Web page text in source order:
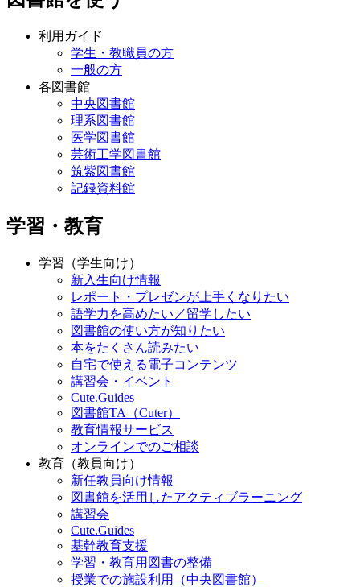
利用ガイド
学生・教職員の方
一般の方
各図書館
中央図書館
理系図書館
医学図書館
芸術工学図書館
筑紫図書館
記録資料館
学習・教育
学習（学生向け）
新入生向け情報
レポート・プレゼンが上手くなりたい
語学力を高めたい／留学したい
図書館の使い方が知りたい
本をたくさん読みたい
自宅で使える電子コンテンツ
講習会・イベント
Cute.Guides
図書館TA（Cuter）
教育情報サービス
オンラインでのご相談
教育（教員向け）
新任教員向け情報
図書館を活用したアクティブラーニング
講習会
Cute.Guides
基幹教育支援
学習・教育用図書の整備
授業での施設利用（中央図書館）